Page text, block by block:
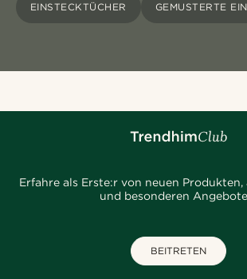
EINSTECKTÜCHER GEMUSTERTE
Erfahre als Erste:r von neuen Produkten,
und besonderen
BEITRETEN